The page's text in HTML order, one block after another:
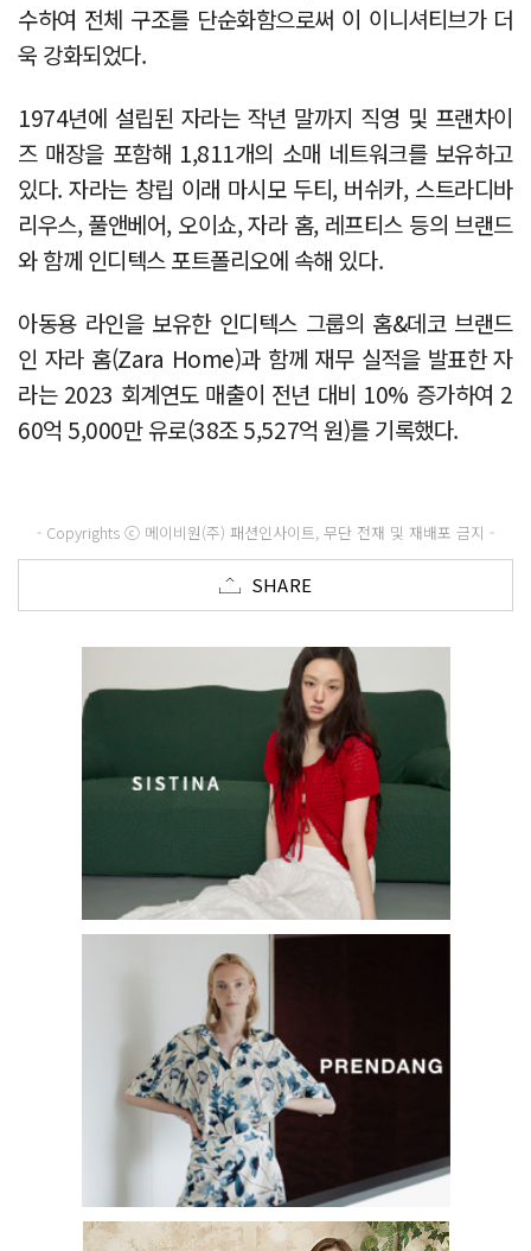
수하여 전체 구조를 단순화함으로써 이 이니셔티브가 더
욱 강화되었다.
1974년에 설립된 자라는 작년 말까지 직영 및 프랜차이
즈 매장을 포함해 1,811개의 소매 네트워크를 보유하고
있다. 자라는 창립 이래 마시모 두티, 버쉬카, 스트라디바
리우스, 풀앤베어, 오이쇼, 자라 홈, 레프티스 등의 브랜드
와 함께 인디텍스 포트폴리오에 속해 있다.
아동용 라인을 보유한 인디텍스 그룹의 홈&데코 브랜드
인 자라 홈(Zara Home)과 함께 재무 실적을 발표한 자
라는 2023 회계연도 매출이 전년 대비 10% 증가하여 2
60억 5,000만 유로(38조 5,527억 원)를 기록했다.
- Copyrights ⓒ 메이비원(주) 패션인사이트, 무단 전재 및 재배포 금지 -
SHARE